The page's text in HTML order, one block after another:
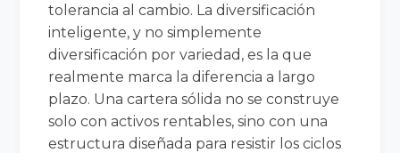
tolerancia al cambio. La diversificación
inteligente, y no simplemente
diversificación por variedad, es la que
realmente marca la diferencia a largo
plazo. Una cartera sólida no se construye
solo con activos rentables, sino con una
estructura diseñada para resistir los ciclos